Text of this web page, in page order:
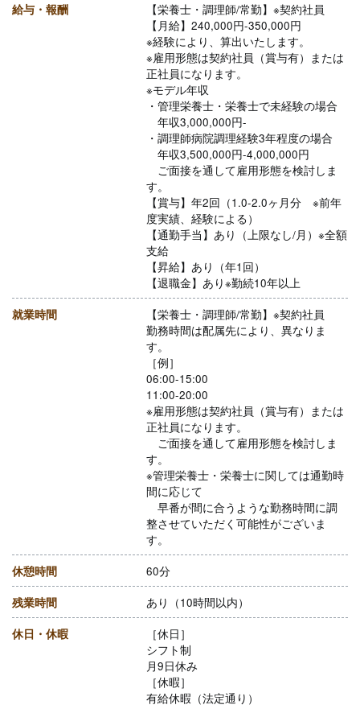
給与・報酬
【栄養士・調理師/常勤】※契約社員
【月給】240,000円-350,000円
※経験により、算出いたします。
※雇用形態は契約社員（賞与有）または
正社員になります。
※モデル年収
・管理栄養士・栄養士で未経験の場合
年収3,000,000円-
・調理師病院調理経験3年程度の場合
年収3,500,000円-4,000,000円
ご面接を通して雇用形態を検討しま
す。
【賞与】年2回（1.0-2.0ヶ月分 ※前年
度実績、経験による）
【通勤手当】あり（上限なし/月）※全額
支給
【昇給】あり（年1回）
【退職金】あり※勤続10年以上
就業時間
【栄養士・調理師/常勤】※契約社員
勤務時間は配属先により、異なりま
す。
［例］
06:00-15:00
11:00-20:00
※雇用形態は契約社員（賞与有）または
正社員になります。
ご面接を通して雇用形態を検討しま
す。
※管理栄養士・栄養士に関しては通勤時
間に応じて
早番が間に合うような勤務時間に調
整させていただく可能性がございま
す。
休憩時間 60分
残業時間 あり（10時間以内）
休日・休暇
［休日］
シフト制
月9日休み
［休暇］
有給休暇（法定通り）